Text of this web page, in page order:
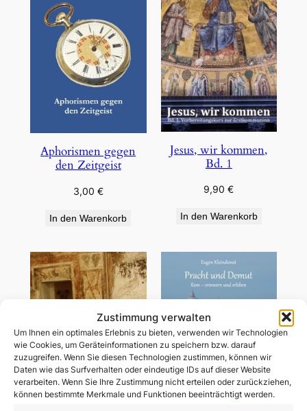
Zustimmung verwalten
Um Ihnen ein optimales Erlebnis zu bieten, verwenden wir Technologien
wie Cookies, um Geräteinformationen zu speichern bzw. darauf
zuzugreifen. Wenn Sie diesen Technologien zustimmen, können wir
Daten wie das Surfverhalten oder eindeutige IDs auf dieser Website
verarbeiten. Wenn Sie Ihre Zustimmung nicht erteilen oder zurückziehen,
können bestimmte Merkmale und Funktionen beeinträchtigt werden.
Aphorismen gegen
den Zeitgeist
3,00 €
In den Warenkorb
Jesus, wir kommen,
Bd. 1
9,90€
In den Warenkorb